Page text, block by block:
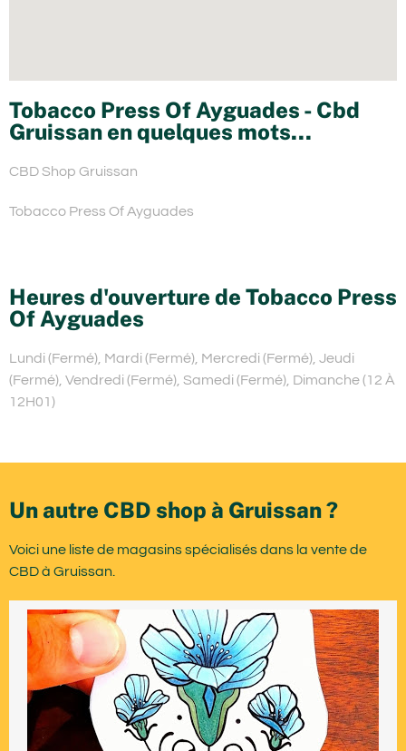
Tobacco Press Of Ayguades - Cbd
Gruissan en quelques mots...
CBD Shop Gruissan
Tobacco Press Of Ayguades
Heures d'ouverture de Tobacco Press
Of Ayguades
Lundi (Fermé), Mardi (Fermé), Mercredi (Fermé), Jeudi
(Fermé), Vendredi (Fermé), Samedi (Fermé), Dimanche (12 À
12H01)
Un autre CBD shop à Gruissan ?
Voici une liste de magasins spécialisés dans la vente de
CBD à Gruissan.